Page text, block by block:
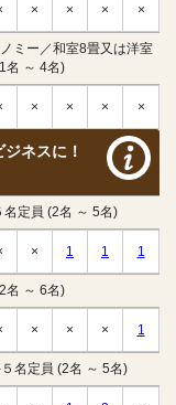
× × × ×
ミー／和室8畳又は洋室
名 ～ 4名)
× × × ×
ネスに！
定員 (2名 ～ 5名)
× 1 1 1
名 ～ 6名)
× × × 1
名定員 (2名 ～ 5名)